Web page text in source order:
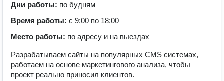
Дни работы: по будням
Время работы: с 9:00 по 18:00
Место работы: по адресу и на выездах
Разрабатываем сайты на популярных CMS системах,
работаем на основе маркетингового анализа, чтобы
проект реально приносил клиентов.